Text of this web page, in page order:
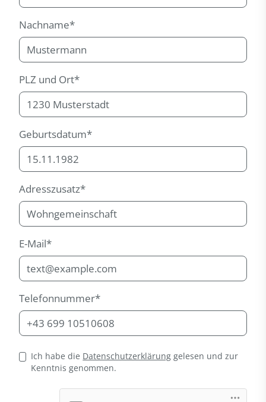
Nachname*
PLZ und Ort*
Geburtsdatum*
Adresszusatz*
E-Mail*
Telefonnummer*
Datenschutz
Ich habe die Datenschutzerklärung gelesen und zur
Kenntnis genommen.